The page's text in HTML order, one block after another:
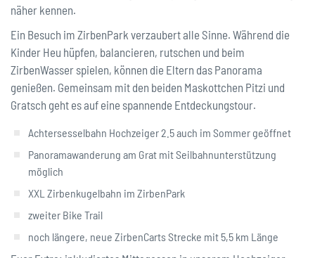
näher kennen.
Ein Besuch im ZirbenPark verzaubert alle Sinne. Während die
Kinder Heu hüpfen, balancieren, rutschen und beim
ZirbenWasser spielen, können die Eltern das Panorama
genießen. Gemeinsam mit den beiden Maskottchen Pitzi und
Gratsch geht es auf eine spannende Entdeckungstour.
Achtersesselbahn Hochzeiger 2.5 auch im Sommer geöffnet
Panoramawanderung am Grat mit Seilbahnunterstützung
möglich
XXL Zirbenkugelbahn im ZirbenPark
zweiter Bike Trail
noch längere, neue ZirbenCarts Strecke mit 5,5 km Länge